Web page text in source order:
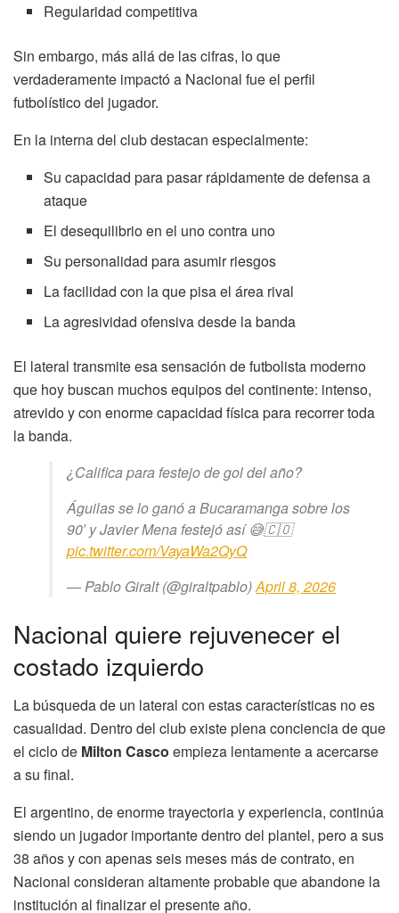
Regularidad competitiva
Sin embargo, más allá de las cifras, lo que
verdaderamente impactó a Nacional fue el perfil
futbolístico del jugador.
En la interna del club destacan especialmente:
Su capacidad para pasar rápidamente de defensa a
ataque
El desequilibrio en el uno contra uno
Su personalidad para asumir riesgos
La facilidad con la que pisa el área rival
La agresividad ofensiva desde la banda
El lateral transmite esa sensación de futbolista moderno
que hoy buscan muchos equipos del continente: intenso,
atrevido y con enorme capacidad física para recorrer toda
la banda.
¿Califica para festejo de gol del año?
Águilas se lo ganó a Bucaramanga sobre los
90′ y Javier Mena festejó así 😅🇨🇴
pic.twitter.com/VayaWa2QyQ
— Pablo Giralt (@giraltpablo)April 8, 2026
Nacional quiere rejuvenecer el
costado izquierdo
La búsqueda de un lateral con estas características no es
casualidad. Dentro del club existe plena conciencia de que
el ciclo de Milton Casco empieza lentamente a acercarse
a su final.
El argentino, de enorme trayectoria y experiencia, continúa
siendo un jugador importante dentro del plantel, pero a sus
38 años y con apenas seis meses más de contrato, en
Nacional consideran altamente probable que abandone la
institución al finalizar el presente año.